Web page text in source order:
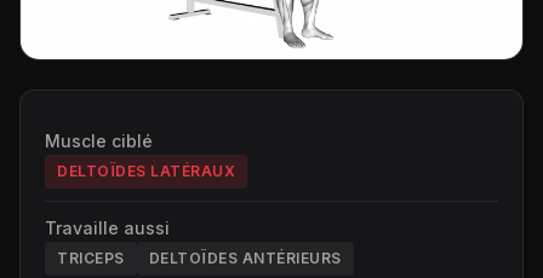
Muscle ciblé
DELTOÏDES LATÉRAUX
Travaille aussi
TRICEPS DELTOÏDES ANTÉRIEURS